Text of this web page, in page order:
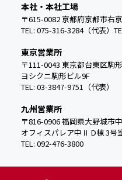
本社・本社工場
〒615-0082 京都府京都市右
TEL: 075-316-3284（代表）
東京営業所
〒111-0043 東京都台東区駒
ヨシクニ駒形ビル9F
TEL: 03-3847-9751（代表）
九州営業所
〒816-0906 福岡県大野城市中
オフィスパレア中Ⅱ D棟 3号
TEL: 092-476-3800